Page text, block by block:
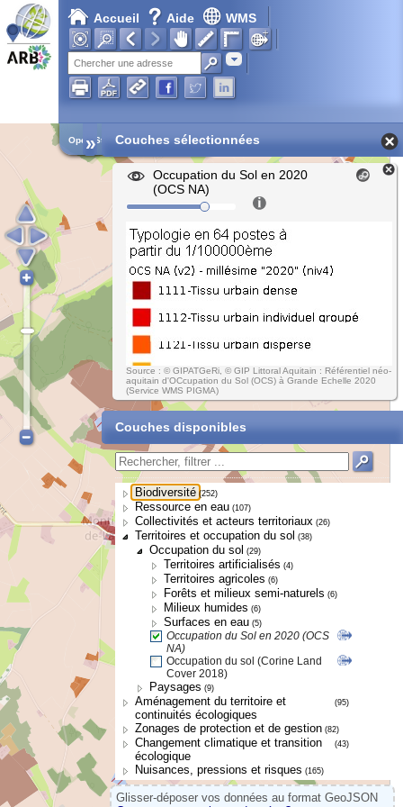
Accueil Aide WMS
Adresse
Open Street Map
» Couches sélectionnées
Occupation du Sol en 2020
(OCS NA)
Source : © GIPATGeRi, © GIP Littoral Aquitain : Référentiel néo-
aquitain d'OCcupation du Sol (OCS) à Grande Echelle 2020
(Service WMS PIGMA)
Couches disponibles
Biodiversité (252)
Ressource en eau (107)
Collectivités et acteurs territoriaux (26)
Territoires et occupation du sol (38)
Occupation du sol (29)
Territoires artificialisés (4)
Territoires agricoles (6)
Forêts et milieux semi-naturels (6)
Milieux humides (6)
Surfaces en eau (5)
Occupation du Sol en 2020 (OCS
NA)
Occupation du sol (Corine Land
Cover 2018)
Paysages (9)
Aménagement du territoire et
continuités écologiques
(95)
Zonages de protection et de gestion (82)
Changement climatique et transition
écologique
(43)
Nuisances, pressions et risques (165)
Glisser-déposer vos données au format GeoJSON